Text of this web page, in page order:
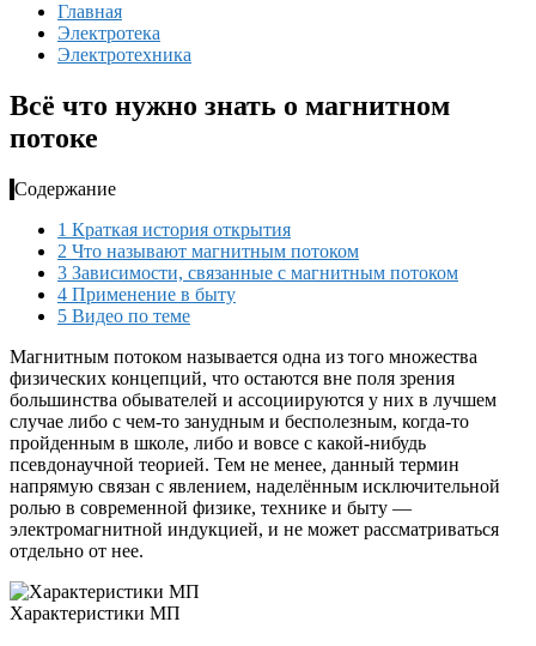
Главная
Электротека
Электротехника
Всё что нужно знать о магнитном
потоке
Содержание
1 Краткая история открытия
2 Что называют магнитным потоком
3 Зависимости, связанные с магнитным потоком
4 Применение в быту
5 Видео по теме
Магнитным потоком называется одна из того множества
физических концепций, что остаются вне поля зрения
большинства обывателей и ассоциируются у них в лучшем
случае либо с чем-то занудным и бесполезным, когда-то
пройденным в школе, либо и вовсе с какой-нибудь
псевдонаучной теорией. Тем не менее, данный термин
напрямую связан с явлением, наделённым исключительной
ролью в современной физике, технике и быту —
электромагнитной индукцией, и не может рассматриваться
отдельно от нее.
Характеристики МП